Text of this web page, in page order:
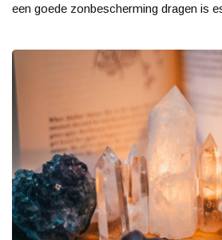
een goede zonbescherming dragen is